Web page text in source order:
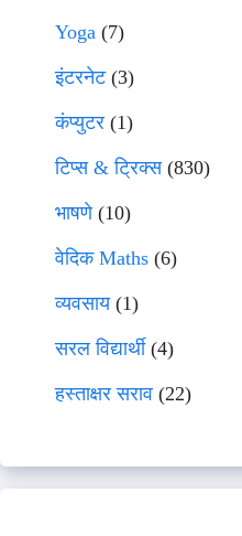
Yoga (7)
इंटरनेट(3)
कंप्युटर (1)
टिप्स & ट्रिक्स(830)
भाषणे(10)
वेदिक Maths (6)
व्यवसाय(1)
सरल विद्यार्थी(4)
हस्ताक्षर सराव (22)